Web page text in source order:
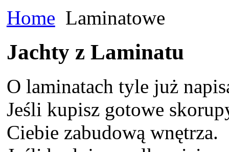
Home Laminatowe
Jachty z Laminatu
O laminatach tyle już
Jeśli kupisz gotowe
Ciebie zabudową wnętrza.